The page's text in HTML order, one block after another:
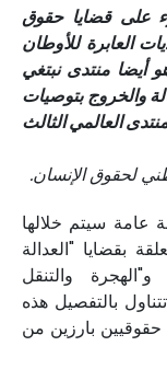
على قضايا حقوق
العابرة للأوطان
أيضا منتدى نبتغي
والخروج بتوصيات
العالمي الثالث
لحقوق الإنسان.
عامة سيتم خلالها
بقضايا "العدالة
و"الهجرة والتنقل
بالتفصيل هذه
بارزين من